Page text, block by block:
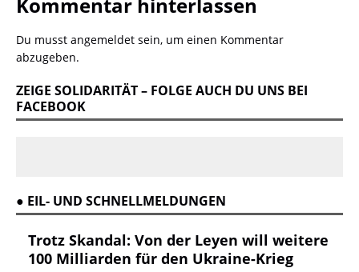
Du musst angemeldet sein, um einen Kommentar
abzugeben.
ZEIGE SOLIDARITÄT – FOLGE AUCH DU UNS BEI
FACEBOOK
● EIL- UND SCHNELLMELDUNGEN
Trotz Skandal: Von der Leyen will weitere
100 Milliarden für den Ukraine-Krieg